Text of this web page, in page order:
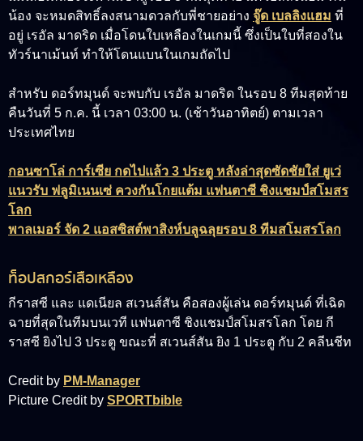
น้อง จะหมดสิทธิ์ลงสนามดวลกับพี่ชายอย่าง จู๊ด เบลลิงแฮม ที่
อยู่ เรอัล มาดริด เมื่อโดนใบเหลืองในเกมนี้ ซึ่งเป็นใบที่สองใน
ทัวร์นาเม้นท์ ทำให้โดนแบนในเกมถัดไป
สำหรับ ดอร์ทมุนด์ จะพบกับ เรอัล มาดริด ในรอบ 8 ทีมสุดท้าย
คืนวันที่ 5 ก.ค. นี้ เวลา 03:00 น. (เช้าวันอาทิตย์) ตามเวลา
ประเทศไทย
กอนซาโล่ การ์เซีย กดไปแล้ว 3 ประตู หลังล่าสุดซัดชัยใส่ ยูเว่
แนวรับ ฟลูมิเนนเซ่ ควงกันโกยแต้ม แฟนตาซี ชิงแชมป์สโมสร
โลก
พาลเมอร์ จัด 2 แอสซิสต์พาสิงห์บลูฉลุยรอบ 8 ทีมสโมสรโลก
ท็อปสกอร์เสือเหลือง
กีราสซี และ แดเนียล สเวนส์สัน คือสองผู้เล่น ดอร์ทมุนด์ ที่เฉิด
ฉายที่สุดในทีมบนเวที แฟนตาซี ชิงแชมป์สโมสรโลก โดย กี
ราสซี ยิงไป 3 ประตู ขณะที่ สเวนส์สัน ยิง 1 ประตู กับ 2 คลีนชีท
Credit by PM-Manager
Picture Credit by SPORTbible